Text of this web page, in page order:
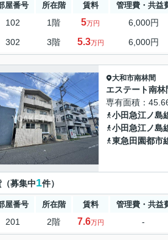
屋番号 所在階 賃料 管理費・共益
102 1階 5万円 6,000円
302 3階 5.3万円 6,000円
大和市南林間
エステート南林
専有面積
小田急江ノ島
小田急江ノ島
東急田園都市
募集中1件）
屋番号 所在階 賃料 管理費・共益
201 2階 7.6万円 -